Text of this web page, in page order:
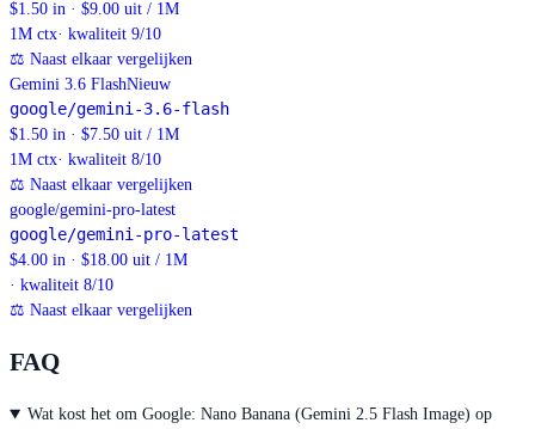
$1.50 in · $9.00 uit / 1M
1M ctx· kwaliteit 9/10
⚖ Naast elkaar vergelijken
Gemini 3.6 FlashNieuw
google/gemini-3.6-flash
$1.50 in · $7.50 uit / 1M
1M ctx· kwaliteit 8/10
⚖ Naast elkaar vergelijken
google/gemini-pro-latest
google/gemini-pro-latest
$4.00 in · $18.00 uit / 1M
· kwaliteit 8/10
⚖ Naast elkaar vergelijken
FAQ
Wat kost het om Google: Nano Banana (Gemini 2.5 Flash Image) op